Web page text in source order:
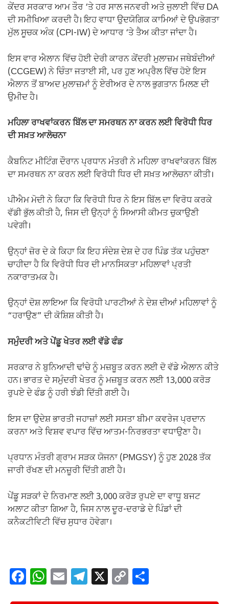
ਕੇਂਦਰ ਸਰਕਾਰ ਆਮ ਤੌਰ ‘ਤੇ ਹਰ ਸਾਲ ਜਨਵਰੀ ਅਤੇ ਜੁਲਾਈ ਵਿੱਚ DA
ਦੀ ਸਮੀਖਿਆ ਕਰਦੀ ਹੈ। ਇਹ ਵਾਧਾ ਉਦਯੋਗਿਕ ਕਾਮਿਆਂ ਦੇ ਉਪਭੋਗਤਾ
ਮੁੱਲ ਸੂਚਕ ਅੰਕ (CPI-IW) ਦੇ ਆਧਾਰ ‘ਤੇ ਤੈਅ ਕੀਤਾ ਜਾਂਦਾ ਹੈ।
ਇਸ ਵਾਰ ਐਲਾਨ ਵਿੱਚ ਹੋਈ ਦੇਰੀ ਕਾਰਨ ਕੇਂਦਰੀ ਮੁਲਾਜ਼ਮ ਜਥੇਬੰਦੀਆਂ
(CCGEW) ਨੇ ਚਿੰਤਾ ਜਤਾਈ ਸੀ, ਪਰ ਹੁਣ ਅਪ੍ਰੈਲ ਵਿੱਚ ਹੋਏ ਇਸ
ਐਲਾਨ ਤੋਂ ਬਾਅਦ ਮੁਲਾਜ਼ਮਾਂ ਨੂੰ ਏਰੀਅਰ ਦੇ ਨਾਲ ਭੁਗਤਾਨ ਮਿਲਣ ਦੀ
ਉਮੀਦ ਹੈ।
ਮਹਿਲਾ ਰਾਖਵਾਂਕਰਨ ਬਿੱਲ ਦਾ ਸਮਰਥਨ ਨਾ ਕਰਨ ਲਈ ਵਿਰੋਧੀ ਧਿਰ
ਦੀ ਸਖ਼ਤ ਆਲੋਚਨਾ
ਕੈਬਨਿਟ ਮੀਟਿੰਗ ਦੌਰਾਨ ਪ੍ਰਧਾਨ ਮੰਤਰੀ ਨੇ ਮਹਿਲਾ ਰਾਖਵਾਂਕਰਨ ਬਿੱਲ
ਦਾ ਸਮਰਥਨ ਨਾ ਕਰਨ ਲਈ ਵਿਰੋਧੀ ਧਿਰ ਦੀ ਸਖ਼ਤ ਆਲੋਚਨਾ ਕੀਤੀ।
ਪੀਐਮ ਮੋਦੀ ਨੇ ਕਿਹਾ ਕਿ ਵਿਰੋਧੀ ਧਿਰ ਨੇ ਇਸ ਬਿੱਲ ਦਾ ਵਿਰੋਧ ਕਰਕੇ
ਵੱਡੀ ਭੁੱਲ ਕੀਤੀ ਹੈ, ਜਿਸ ਦੀ ਉਨ੍ਹਾਂ ਨੂੰ ਸਿਆਸੀ ਕੀਮਤ ਚੁਕਾਉਣੀ
ਪਵੇਗੀ।
ਉਨ੍ਹਾਂ ਜ਼ੋਰ ਦੇ ਕੇ ਕਿਹਾ ਕਿ ਇਹ ਸੰਦੇਸ਼ ਦੇਸ਼ ਦੇ ਹਰ ਪਿੰਡ ਤੱਕ ਪਹੁੰਚਣਾ
ਚਾਹੀਦਾ ਹੈ ਕਿ ਵਿਰੋਧੀ ਧਿਰ ਦੀ ਮਾਨਸਿਕਤਾ ਮਹਿਲਾਵਾਂ ਪ੍ਰਤੀ
ਨਕਾਰਾਤਮਕ ਹੈ।
ਉਨ੍ਹਾਂ ਦੋਸ਼ ਲਾਇਆ ਕਿ ਵਿਰੋਧੀ ਪਾਰਟੀਆਂ ਨੇ ਦੇਸ਼ ਦੀਆਂ ਮਹਿਲਾਵਾਂ ਨੂੰ
“ਹਰਾਉਣ” ਦੀ ਕੋਸ਼ਿਸ਼ ਕੀਤੀ ਹੈ।
ਸਮੁੰਦਰੀ ਅਤੇ ਪੇਂਡੂ ਖੇਤਰ ਲਈ ਵੱਡੇ ਫੰਡ
ਸਰਕਾਰ ਨੇ ਬੁਨਿਆਦੀ ਢਾਂਚੇ ਨੂੰ ਮਜ਼ਬੂਤ ਕਰਨ ਲਈ ਦੋ ਵੱਡੇ ਐਲਾਨ ਕੀਤੇ
ਹਨ। ਭਾਰਤ ਦੇ ਸਮੁੰਦਰੀ ਖੇਤਰ ਨੂੰ ਮਜ਼ਬੂਤ ਕਰਨ ਲਈ 13,000 ਕਰੋੜ
ਰੁਪਏ ਦੇ ਫੰਡ ਨੂੰ ਹਰੀ ਝੰਡੀ ਦਿੱਤੀ ਗਈ ਹੈ।
ਇਸ ਦਾ ਉਦੇਸ਼ ਭਾਰਤੀ ਜਹਾਜ਼ਾਂ ਲਈ ਸਸਤਾ ਬੀਮਾ ਕਵਰੇਜ ਪ੍ਰਦਾਨ
ਕਰਨਾ ਅਤੇ ਵਿਸ਼ਵ ਵਪਾਰ ਵਿੱਚ ਆਤਮ-ਨਿਰਭਰਤਾ ਵਧਾਉਣਾ ਹੈ।
ਪ੍ਰਧਾਨ ਮੰਤਰੀ ਗ੍ਰਾਮ ਸੜਕ ਯੋਜਨਾ (PMGSY) ਨੂੰ ਹੁਣ 2028 ਤੱਕ
ਜਾਰੀ ਰੱਖਣ ਦੀ ਮਨਜ਼ੂਰੀ ਦਿੱਤੀ ਗਈ ਹੈ।
ਪੇਂਡੂ ਸੜਕਾਂ ਦੇ ਨਿਰਮਾਣ ਲਈ 3,000 ਕਰੋੜ ਰੁਪਏ ਦਾ ਵਾਧੂ ਬਜਟ
ਅਲਾਟ ਕੀਤਾ ਗਿਆ ਹੈ, ਜਿਸ ਨਾਲ ਦੂਰ-ਦਰਾਡੇ ਦੇ ਪਿੰਡਾਂ ਦੀ
ਕਨੈਕਟੀਵਿਟੀ ਵਿੱਚ ਸੁਧਾਰ ਹੋਵੇਗਾ।
F W E T X C